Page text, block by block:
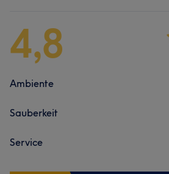
4,8
Ambiente
Sauberkeit
Service